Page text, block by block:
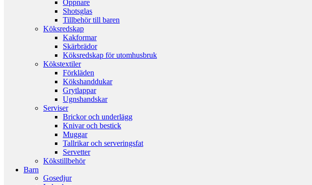
Öppnare
Shotsglas
Tillbehör till baren
Köksredskap
Kakformar
Skärbrädor
Köksredskap för utomhusbruk
Kökstextiler
Förkläden
Kökshanddukar
Grytlappar
Ugnshandskar
Serviser
Brickor och underlägg
Knivar och bestick
Muggar
Tallrikar och serveringsfat
Servetter
Kökstillbehör
Barn
Gosedjur